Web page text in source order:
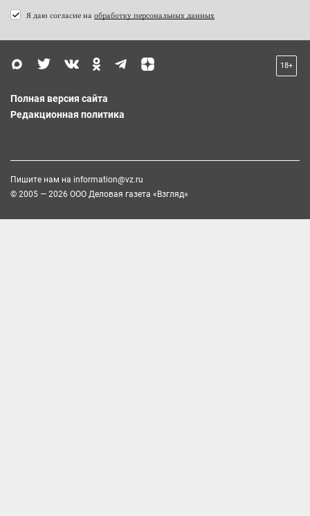
Я даю согласие на обработку персональных данных
18+
Полная версия сайта
Редакционная политика
Пишите нам на information@vz.ru
© 2005 — 2026 ООО Деловая газета «Взгляд»